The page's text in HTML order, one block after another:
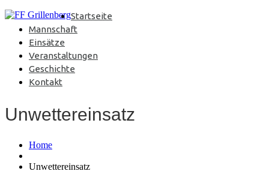
Startseite
Mannschaft
Einsätze
Veranstaltungen
Geschichte
Kontakt
Unwettereinsatz
Home
Unwettereinsatz